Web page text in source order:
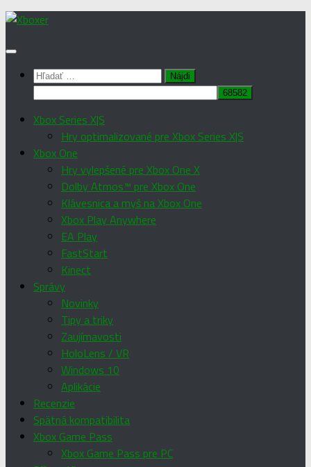
Preskočiť
obsah
Hľadať:
Xbox Series X|S
Hry optimalizované pre Xbox Series X|S
Xbox One
Hry vylepšené pre Xbox One X
Dolby Atmos™ pre Xbox One
Klávesnica a myš na Xbox One
Xbox Play Anywhere
EA Play
FastStart
Kinect
Správy
Novinky
Tipy a triky
Zaujímavosti
HoloLens / VR
Windows 10
Aplikácie
Recenzie
Spätná kompatibilita
Xbox Game Pass
Xbox Game Pass pre PC